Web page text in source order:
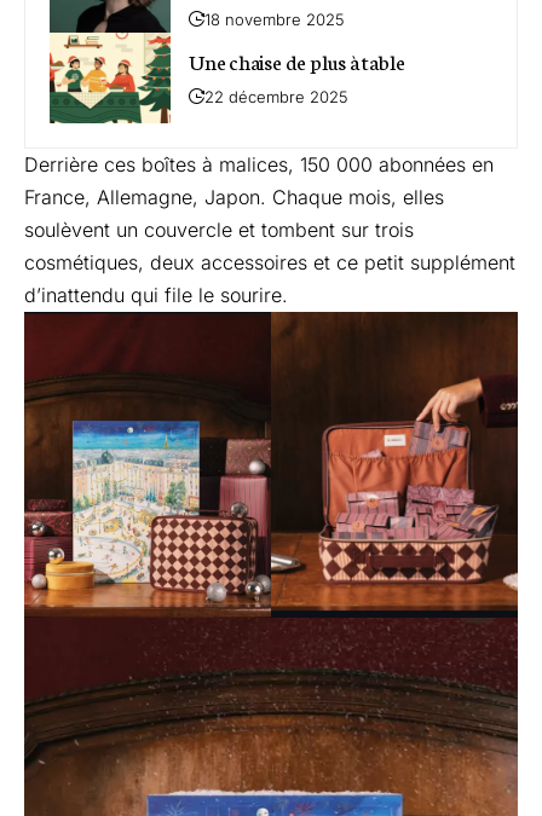
18 novembre 2025
Une chaise de plus à table
22 décembre 2025
Derrière ces boîtes à malices, 150 000 abonnées en
France, Allemagne, Japon. Chaque mois, elles
soulèvent un couvercle et tombent sur trois
cosmétiques, deux accessoires et ce petit supplément
d’inattendu qui file le sourire.